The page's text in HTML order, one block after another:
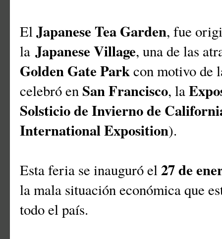
ElJapanese Tea Garden, fue
la Japanese Village, una de las
Golden Gate Parkcon motivo de
celebró en San Francisco, la
Solsticio de Invierno de
International Exposition).
Esta feria se inauguró el27 de
la mala situación económica que
todo el país.